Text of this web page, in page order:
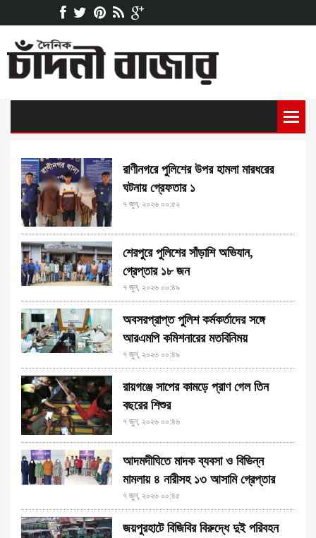
রাণীনগরে পুলিশের উপর হামলা মারধরের
ঘটনায় গ্রেফতার ১
৭ জুন, ২০২৬ ০০:৫২
শেরপুরে পুলিশের সাঁড়াশি অভিযান,
গ্রেপ্তার ১৮ জন
৭ জুন, ২০২৬ ০০:৪৯
অবসরপ্রাপ্ত পুলিশ কর্মকর্তাদের সঙ্গে
আরএমপি কমিশনারের মতবিনিময়
৭ জুন, ২০২৬ ০০:৪৯
রায়গঞ্জে সাপের কামড়ে প্রাণ গেল তিন
বছরের শিশুর
৭ জুন, ২০২৬ ০০:৪৬
আদমদীঘিতে মাদক ব্যবসা ও বিভিন্ন
মামলায় ৪ নারীসহ ১৩ আসামি গ্রেপ্তার
৭ জুন, ২০২৬ ০০:৪৫
জয়পুরহাটে বিজিবির বিরুদ্ধে দুই পরিবহন